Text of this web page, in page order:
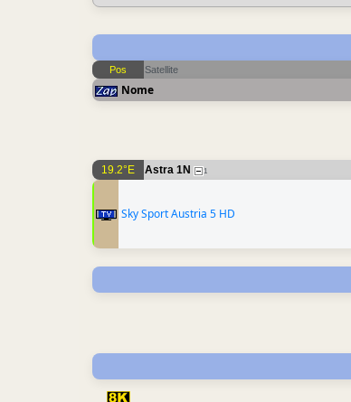
Pos Satellite
Nome
19.2°E Astra 1N 1
Sky Sport Austria 5 HD